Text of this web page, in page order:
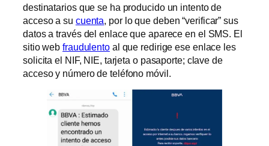
destinatarios que se ha producido un intento de
acceso a su cuenta, por lo que deben “verificar” sus
datos a través del enlace que aparece en el SMS. El
sitio webfraudulentoal que redirige ese enlace les
solicita el NIF, NIE, tarjeta o pasaporte; clave de
acceso y número de teléfono móvil.